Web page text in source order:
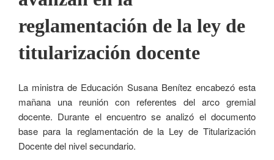
reglamentación de la ley de
titularización docente
La ministra de Educación Susana Benítez encabezó esta
mañana una reunión con referentes del arco gremial
docente. Durante el encuentro se analizó el documento
base para la reglamentación de la Ley de Titularización
Docente del nivel secundario.